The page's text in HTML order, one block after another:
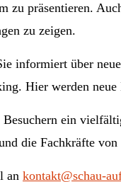
zu präsentieren.
zu zeigen.
informiert über
Hier werden
ein
die Fachkräfte von
an kontakt@schau-